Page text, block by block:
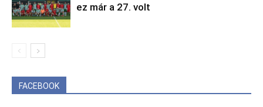
ez már a 27. volt
FACEBOOK